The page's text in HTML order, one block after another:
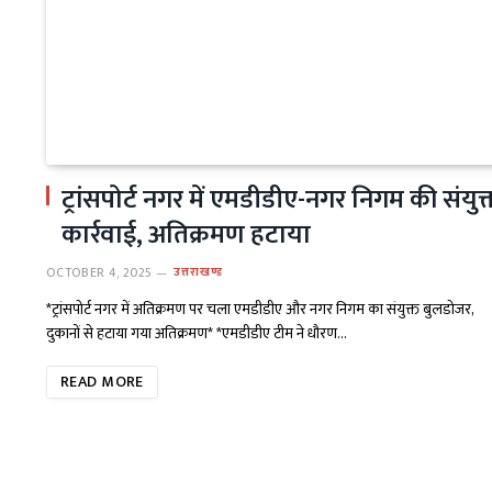
ट्रांसपोर्ट नगर में एमडीडीए-नगर निगम की
कार्रवाई, अतिक्रमण हटाया
OCTOBER 4, 2025 उत्तराखण्ड
*ट्रांसपोर्ट नगर में अतिक्रमण पर चला एमडीडीए और नगर निगम का संयुक्त बुलडोजर,
दुकानों से हटाया गया अतिक्रमण* *एमडीडीए टीम ने धौरण…
READ MORE